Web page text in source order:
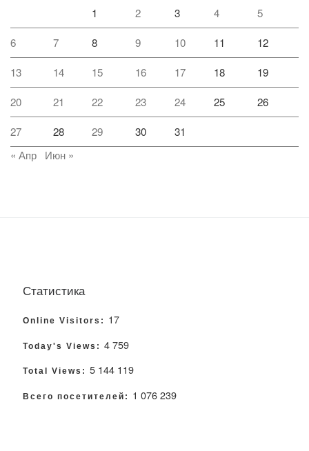
1 2 3 4 5
6 7 8 9 10 11 12
13 14 15 16 17 18 19
20 21 22 23 24 25 26
27 28 29 30
31
« Апр
Июн »
Статистика
Online Visitors: 17
Today's Views: 4 759
Total Views: 5 144 119
Всего посетителей: 1 076 239